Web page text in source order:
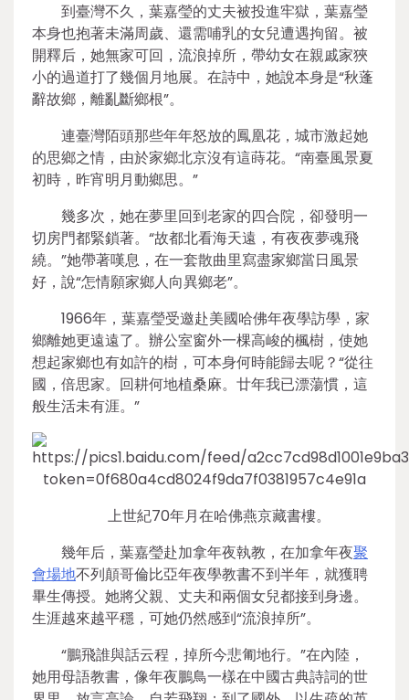
到臺灣不久，葉嘉瑩的丈夫被投進牢獄，葉嘉瑩
本身也抱著未滿周歲、還需哺乳的女兒遭遇拘留。被
開釋后，她無家可回，流浪掉所，帶幼女在親戚家狹
小的過道打了幾個月地展。在詩中，她說本身是“秋蓬
辭故鄉，離亂斷鄉根”。
連臺灣陌頭那些年年怒放的鳳凰花，城市激起她
的思鄉之情，由於家鄉北京沒有這蒔花。“南臺風景夏
初時，昨宵明月動鄉思。”
幾多次，她在夢里回到老家的四合院，卻發明一
切房門都緊鎖著。“故都北看海天遠，有夜夜夢魂飛
繞。”她帶著嘆息，在一套散曲里寫盡家鄉當日風景
好，說“怎情願家鄉人向異鄉老”。
1966年，葉嘉瑩受邀赴美國哈佛年夜學訪學，家
鄉離她更遠遠了。辦公室窗外一棵高峻的楓樹，使她
想起家鄉也有如許的樹，可本身何時能歸去呢？“從往
國，倍思家。回耕何地植桑麻。廿年我已漂蕩慣，這
般生活未有涯。”
上世紀70年月在哈佛燕京藏書樓。
幾年后，葉嘉瑩赴加拿年夜執教，在加拿年夜聚
會場地不列顛哥倫比亞年夜學教書不到半年，就獲聘
畢生傳授。她將父親、丈夫和兩個女兒都接到身邊。
生涯越來越平穩，可她仍然感到“流浪掉所”。
“鵬飛誰與話云程，掉所今悲匍地行。”在內陸，
她用母語教書，像年夜鵬鳥一樣在中國古典詩詞的世